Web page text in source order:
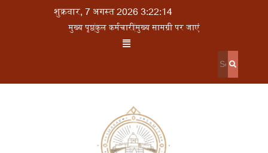
शुक्रवार, 7 अगस्त 2026 3:22:14
मुख्य पृष्ठकुल कर्मचारीमुख्य सामग्री पर जाएं